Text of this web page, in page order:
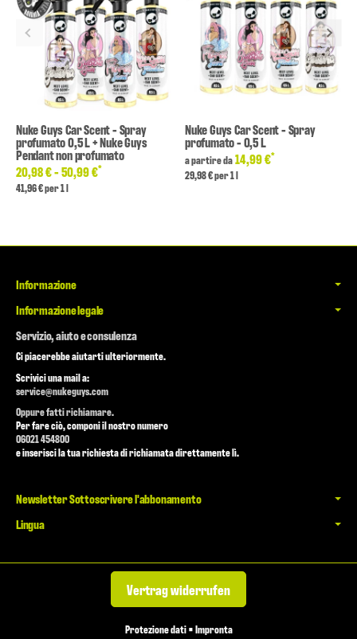
Nuke Guys Car Scent - Spray
profumato 0,5 L + Nuke Guys
Pendant non profumato
20,98 € -50,99 €*
41,96 € per 1 l
Nuke Guys Car Scent - Spray
profumato - 0,5 L
a partire da14,99 €*
29,98 € per 1 l
Informazione
Informazione legale
Servizio, aiuto e consulenza
Ci piacerebbe aiutarti ulteriormente.
Scrivici una mail a:
service@nukeguys.com
Oppure fatti richiamare.
Per fare ciò, componi il nostro numero
06021 454800
e inserisci la tua richiesta di richiamata direttamente lì.
Newsletter Sottoscrivere l'abbonamento
Lingua
Vertrag widerrufen
Protezione dati•Impronta